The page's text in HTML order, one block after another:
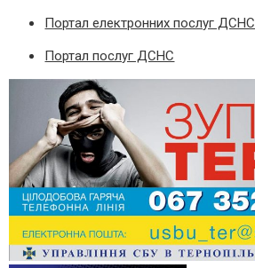
Портал електронних послуг ДСНС
Портал послуг ДСНС